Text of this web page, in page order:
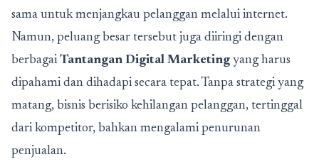
sama untuk menjangkau pelanggan melalui internet.
Namun, peluang besar tersebut juga diiringi dengan
berbagai Tantangan Digital Marketing yang harus
dipahami dan dihadapi secara tepat. Tanpa strategi yang
matang, bisnis berisiko kehilangan pelanggan, tertinggal
dari kompetitor, bahkan mengalami penurunan
penjualan.